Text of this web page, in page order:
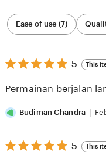
Filter
by
category
Ease of use (7)
5
out
5
5 This
Permainan berjalan
Budiman Chandra
5
out
5 This